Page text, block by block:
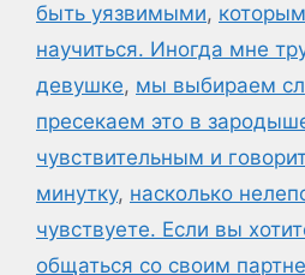
быть уязвимыми,
научиться. Иногда мне
девушке, мы выбираем
пресекаем это в
чувствительным и
минутку, насколько
чувствуете. Если вы
общаться со своим